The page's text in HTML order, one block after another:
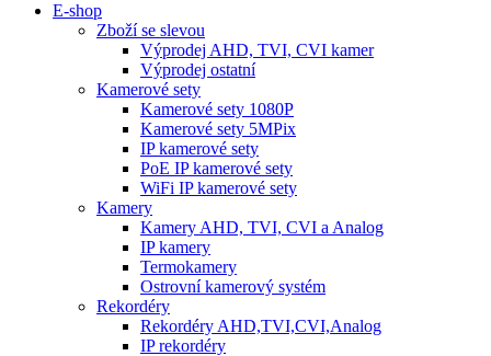
E-shop
Zboží se slevou
Výprodej AHD, TVI, CVI kamer
Výprodej ostatní
Kamerové sety
Kamerové sety 1080P
Kamerové sety 5MPix
IP kamerové sety
PoE IP kamerové sety
WiFi IP kamerové sety
Kamery
Kamery AHD, TVI, CVI a Analog
IP kamery
Termokamery
Ostrovní kamerový systém
Rekordéry
Rekordéry AHD,TVI,CVI,Analog
IP rekordéry